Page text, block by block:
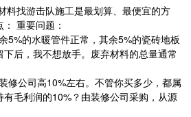
找游击队施工是最划算、最便宜的方
重要问题：
的水暖管件正常，其余5%的瓷砖地板
后，我不想放手。废弃材料的总量通常
公司高10%左右。不管你买多少，都属
毛利润的10%？由装修公司采购，从源